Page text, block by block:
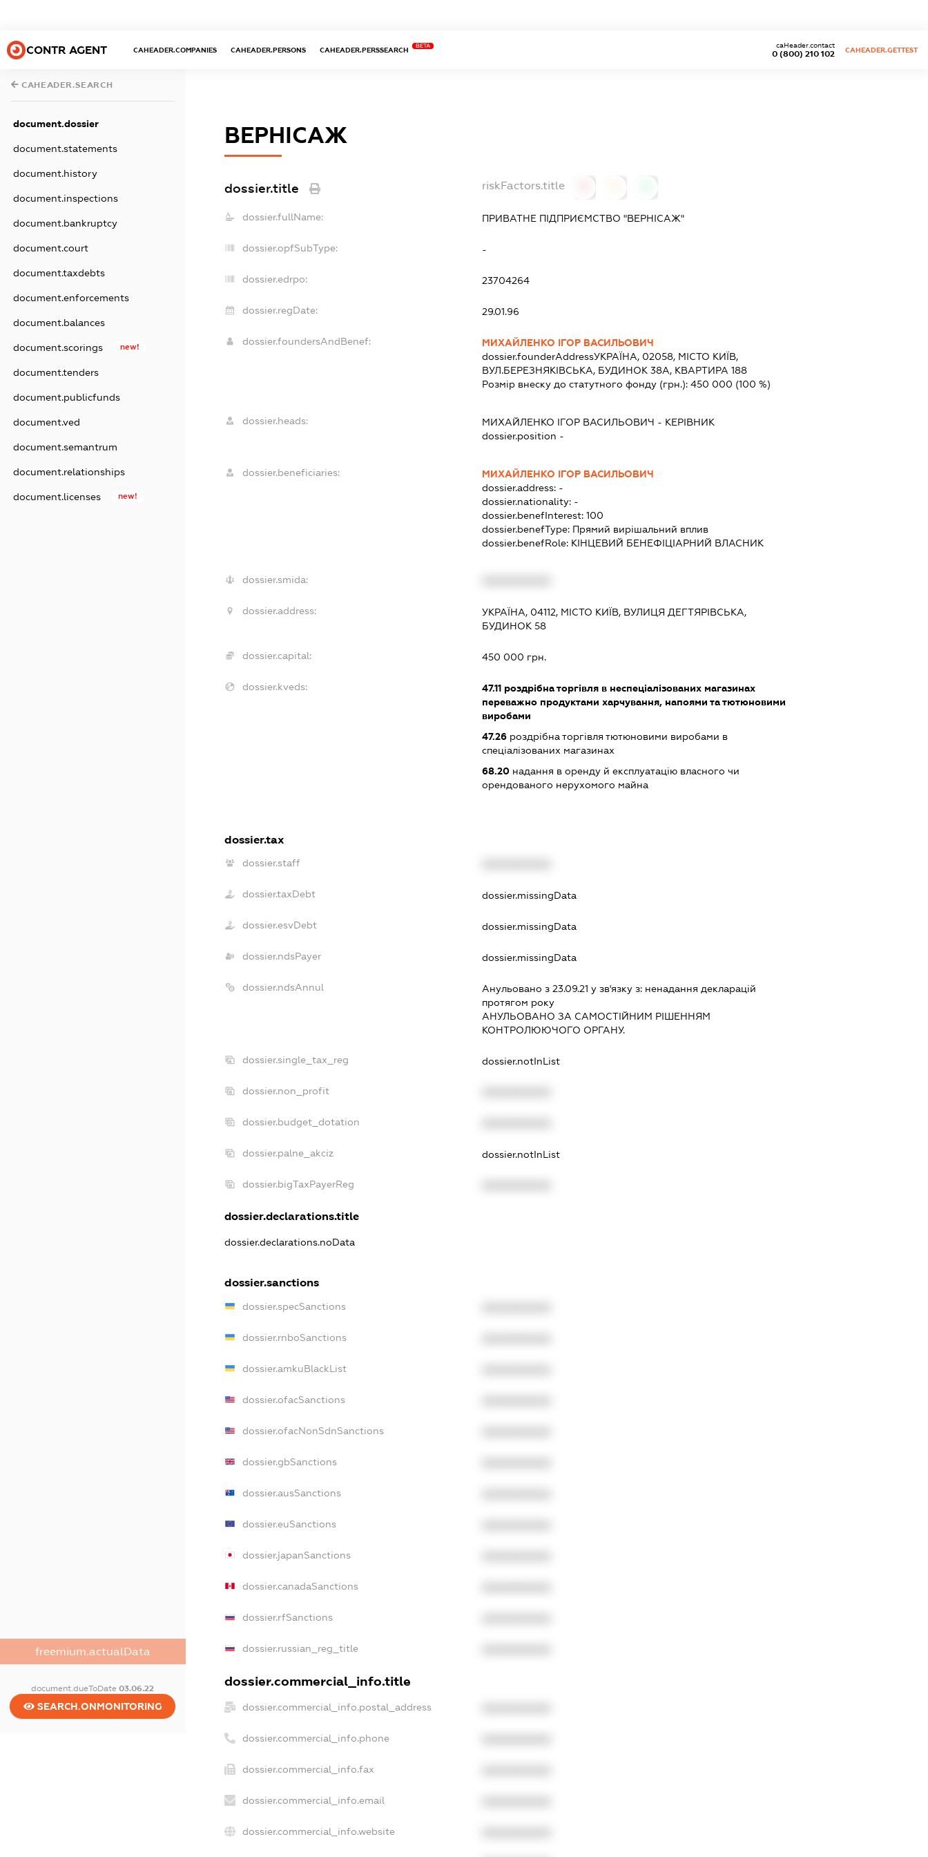
CONTR AGENT CAHEADER.COMPANIES CAHEADER.PERSONS CAHEADER.PERSSEARCH
BETA
0 (800) 210 102
caHeader.contact
CAHEADER.GETTEST
CAHEADER.SEARCH
document.dossier
document.statements
document.history
document.inspections
document.bankruptcy
document.court
document.taxdebts
document.enforcements
document.balances
document.scorings new!
document.tenders
document.publicfunds
document.ved
document.semantrum
document.relationships
document.licenses new!
freemium.actualData
document.dueToDate03.06.22
SEARCH.ONMONITORING
ВЕРНІСАЖ
dossier.title riskFactors.title
dossier.fullName: ПРИВАТНЕ ПІДПРИЄМСТВО "ВЕРНІСАЖ"
dossier.opfSubType: -
dossier.edrpo: 23704264
dossier.regDate: 29.01.96
dossier.foundersAndBenef:
МИХАЙЛЕНКО ІГОР ВАСИЛЬОВИЧ
dossier.founderAddressУКРАЇНА, 02058, МІСТО КИЇВ,
ВУЛ.БЕРЕЗНЯКІВСЬКА, БУДИНОК 38А, КВАРТИРА 188
Розмір внеску до статутного фонду (грн.): 450 000 (100 %)
dossier.heads: МИХАЙЛЕНКО ІГОР ВАСИЛЬОВИЧ - КЕРІВНИК
dossier.position -
dossier.beneficiaries:
МИХАЙЛЕНКО ІГОР ВАСИЛЬОВИЧ
dossier.address: -
dossier.nationality: -
dossier.benefInterest: 100
dossier.benefType: Прямий вирішальний вплив
dossier.benefRole: КІНЦЕВИЙ БЕНЕФІЦІАРНИЙ ВЛАСНИК
dossier.smida:
dossier.address:
УКРАЇНА, 04112, МІСТО КИЇВ, ВУЛИЦЯ ДЕГТЯРІВСЬКА,
БУДИНОК 58
dossier.capital: 450 000 грн.
dossier.kveds: 47.11роздрібна торгівля в неспеціалізованих магазинах
переважно продуктами харчування, напоями та тютюновими
виробами
47.26роздрібна торгівля тютюновими виробами в
спеціалізованих магазинах
68.20надання в оренду й експлуатацію власного чи
орендованого нерухомого майна
dossier.tax
dossier.staff
dossier.taxDebt dossier.missingData
dossier.esvDebt dossier.missingData
dossier.ndsPayer dossier.missingData
dossier.ndsAnnul Анульовано з 23.09.21 у зв'язку з: ненадання декларацiй
протягом року
АНУЛЬОВАНО ЗА САМОСТIЙНИМ РIШЕННЯМ
КОНТРОЛЮЮЧОГО ОРГАНУ.
dossier.single_tax_reg dossier.notInList
dossier.non_profit
dossier.budget_dotation
dossier.palne_akciz dossier.notInList
dossier.bigTaxPayerReg
dossier.declarations.title
dossier.declarations.noData
dossier.sanctions
dossier.specSanctions
dossier.rnboSanctions
dossier.amkuBlackList
dossier.ofacSanctions
dossier.ofacNonSdnSanctions
dossier.gbSanctions
dossier.ausSanctions
dossier.euSanctions
dossier.japanSanctions
dossier.canadaSanctions
dossier.rfSanctions
dossier.russian_reg_title
dossier.commercial_info.title
dossier.commercial_info.postal_address
dossier.commercial_info.phone
dossier.commercial_info.fax
dossier.commercial_info.email
dossier.commercial_info.website